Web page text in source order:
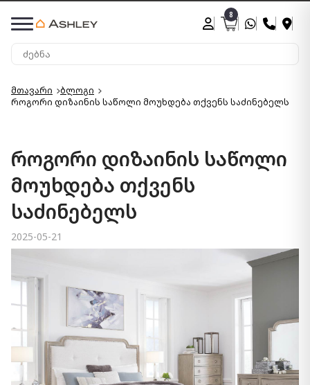
8
მთავარი
ბლოგი
როგორი დიზაინის საწოლი მოუხდება თქვენს საძინებელს
როგორი დიზაინის საწოლი
მოუხდება თქვენს
საძინებელს
2025-05-21